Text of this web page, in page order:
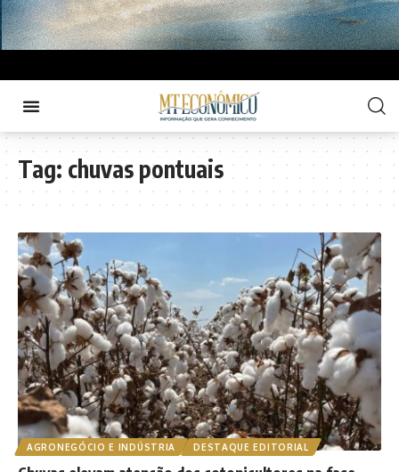
Tag: chuvas pontuais
AGRONEGÓCIO E INDÚSTRIA DESTAQUE EDITORIAL